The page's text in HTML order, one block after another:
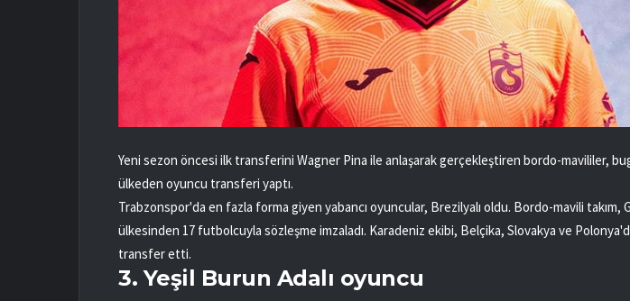
Yeni sezon öncesi ilk transferini Wagner Pina ile anlaşarak gerçekleştiren bordo-mavililer,
ülkeden oyuncu transferi yaptı.
Trabzonspor'da en fazla forma giyen yabancı oyuncular, Brezilyalı oldu. Bordo-mavili takım,
ülkesinden 17 futbolcuyla sözleşme imzaladı. Karadeniz ekibi, Belçika, Slovakya ve
transfer etti.
3. Yeşil Burun Adalı oyuncu